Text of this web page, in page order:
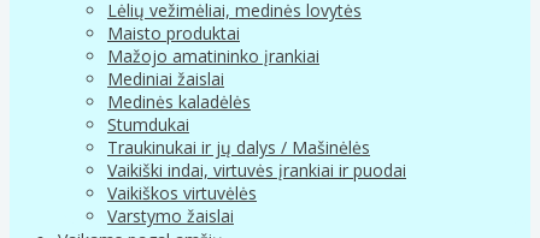
Lėlių vežimėliai, medinės lovytės
Maisto produktai
Mažojo amatininko įrankiai
Mediniai žaislai
Medinės kaladėlės
Stumdukai
Traukinukai ir jų dalys / Mašinėlės
Vaikiški indai, virtuvės įrankiai ir puodai
Vaikiškos virtuvėlės
Varstymo žaislai